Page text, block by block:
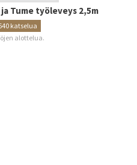
ja Tume työleveys 2,5m
katselua
alottelua.